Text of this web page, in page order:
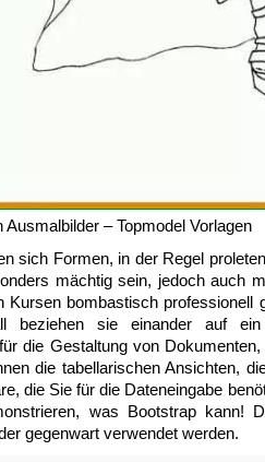
Ausmalbilder – Topmodel Vorlagen
sich Formen, in der Regel
mächtig sein, jedoch auch
Kursen bombastisch professionell
beziehen sie einander auf
die Gestaltung von
die tabellarischen Ansichten,
die Sie für die Dateneingabe
was Bootstrap kann!
gegenwart verwendet werden.